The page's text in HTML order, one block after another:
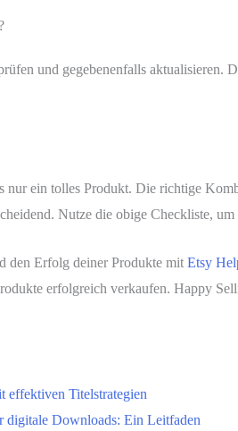
und gegebenenfalls aktualisieren.
nur ein tolles Produkt. Die richtige
Nutze die obige Checkliste,
den Erfolg deiner Produkte mit Etsy
erfolgreich verkaufen. Happy
effektiven Titelstrategien
Downloads: Ein Leitfaden